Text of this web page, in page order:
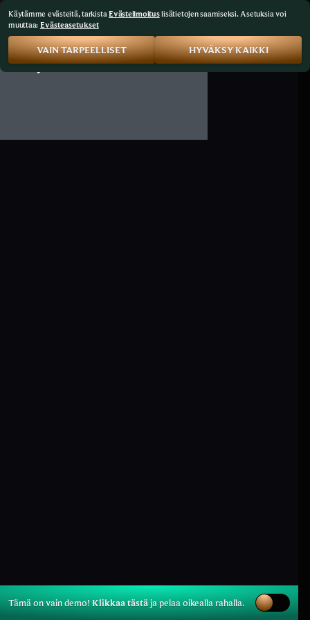
Tämä on vain demo!Klikkaa tästäja pelaa oikealla rahalla.
Käytämme evästeitä, tarkistaEvästeilmoituslisätietojen saamiseksi. Asetuksia voi
muuttaa: Evästeasetukset
VAIN TARPEELLISET HYVÄKSY KAIKKI